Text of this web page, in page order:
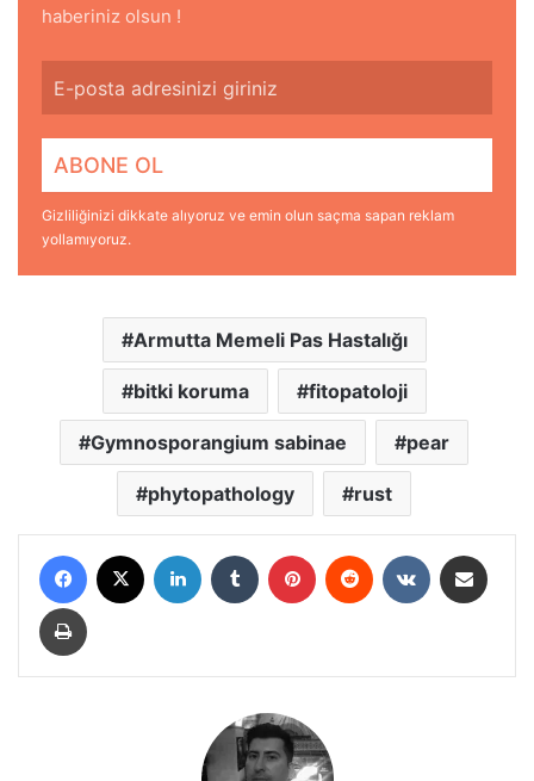
haberiniz olsun !
Gizliliğinizi dikkate alıyoruz ve emin olun saçma sapan reklam
yollamıyoruz.
Armutta Memeli Pas Hastalığı
bitki koruma fitopatoloji
Gymnosporangium sabinae pear
phytopathology rust